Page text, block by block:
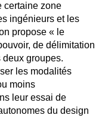
certaine zone
ingénieurs et les
propose « le
de délimitation
groupes.
les modalités
moins
leur essai de
du design